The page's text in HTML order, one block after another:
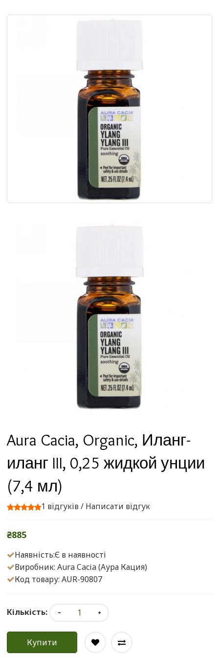
Aura Cacia, Organic, Иланг-
иланг III, 0,25 жидкой унции
(7,4 мл)
1 відгуків/ Написати відгук
₴885
Наявність:Є в наявності
Виробник: Aura Cacia (Аура Кация)
Код товару: AUR-90807
Кількість:
Купити